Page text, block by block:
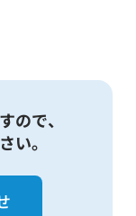
ので、
い。